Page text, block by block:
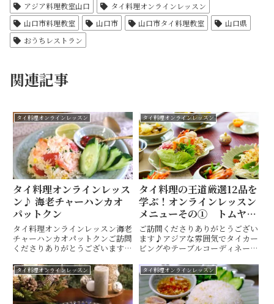
アジア料理教室山口
タイ料理オンラインレッスン
山口市料理教室
山口市 山口市タイ料理教室
山口県
おうちレストラン
関連記事
タイ料理オンラインレッスン
タイ料理オンラインレッス
ン♪ 海老チャーハンカオ
パットクン
タイ料理オンラインレッスン海老
チャーハンカオパットクンご訪問
くださりありがとうございます♪
やテーブルコーディネートも楽し
めるタイ料理教室・ 山口市
Hiroko's Thai Table (ヒロコズ
タイテーブル...
タイ料理オンラインレッスン
タイ料理の王道厳選12品を
学ぶ！オンラインレッスン
メニューその① トムヤム
クン
ご訪問くださりありがとうござい
ます♪アジアな雰囲気でタイカー
ビングやテーブルコーディネート
市 Hiroko's Thai Table (ヒロコ
ズタイテーブル) 間 ひろこ(ハザ
マヒロコ)です(^^)キッチンス
タ...
タイ料理オンラインレッスン タイ料理オンラインレッスン